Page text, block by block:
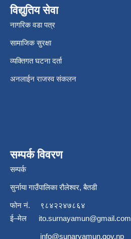
विद्युतिय सेवा
नागरिक वडा पत्र
सामाजिक सुरक्षा
व्यक्तिगत घटना दर्ता
अनलाईन राजस्व संकलन
सम्पर्क विवरण
सम्पर्क
सुर्नाया गाउँपालिका रौलेश्वर, बैतडी
फोन नं.
९८४२२४७८६४
ई–मेल ito.surnayamun@gmail.com
info@sunaryamun.gov.np